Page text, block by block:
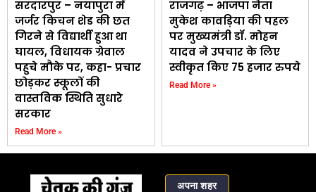
सरदारपुर – नयापुरा में
जर्जर किचन शेड की छत
गिरने से विद्यार्थी हुआ था
घायल, विधायक ग्रेवाल
पहुचे मौके पर, कहा- प्रचार
छोड़कर स्कूलों की
वास्तविक स्थिति सुधारे
सरकार
Read More »
राजगढ़ – भाजपा नेता
मुकेश कावड़िया की पहल
पर मुख्यमंत्री डॉ. मोहन
यादव ने उपचार के लिए
स्वीकृत किए 75 हजार रुपये
Read More »
अपना शहर